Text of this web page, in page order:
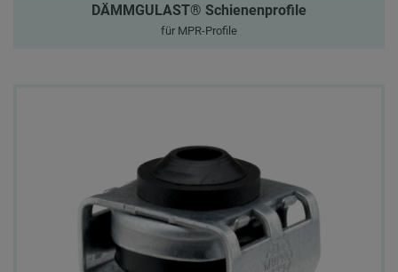
DÄMMGULAST® Schienenprofile
für MPR-Profile